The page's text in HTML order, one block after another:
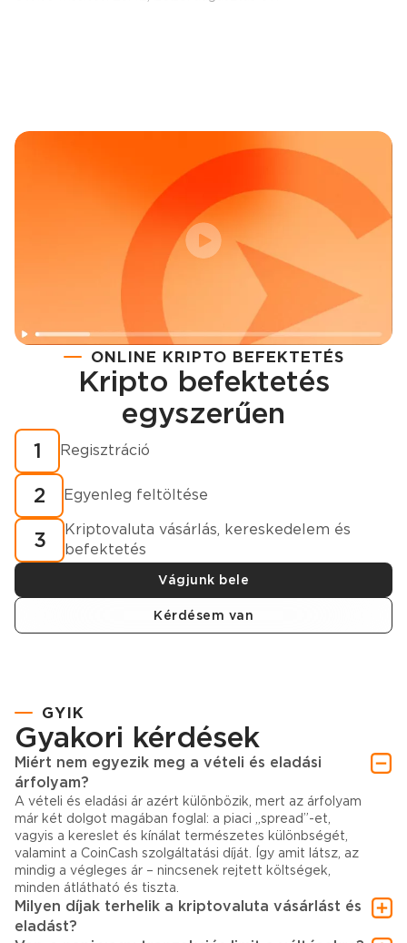
Regisztráció
Hogyan vásároljunk kriptovalutát percek alatt?
ONLINE KRIPTO BEFEKTETÉS
Kripto befektetés
egyszerűen
1 Regisztráció
2 Egyenleg feltöltése
3
Kriptovaluta vásárlás, kereskedelem és
befektetés
Vágjunk bele
Kérdésem van
GYIK
Gyakori kérdések
Miért nem egyezik meg a vételi és eladási
árfolyam?
A vételi és eladási ár azért különbözik, mert az árfolyam
már két dolgot magában foglal: a piaci „spread”-et,
vagyis a kereslet és kínálat természetes különbségét,
valamint a CoinCash szolgáltatási díját. Így amit látsz, az
mindig a végleges ár – nincsenek rejtett költségek,
minden átlátható és tiszta.
Milyen díjak terhelik a kriptovaluta vásárlást és
eladást?